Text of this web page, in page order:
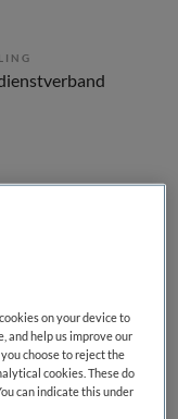
bij BKV is
vergelijkbare
zijn.
on your device to
and help us improve our
choose to reject the
cookies. These do
can indicate this under